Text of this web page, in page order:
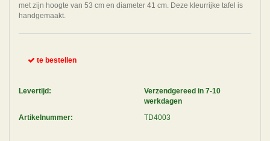
met zijn hoogte van 53 cm en diameter 41 cm. Deze kleurrijke tafel is
handgemaakt.
te bestellen
Levertijd:
Verzendgereed in 7-10
werkdagen
Artikelnummer:
TD4003